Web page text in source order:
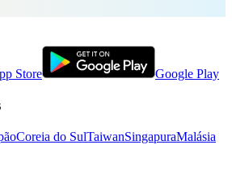
Store Google Play
Coreia do SulTaiwanSingapuraMalásia